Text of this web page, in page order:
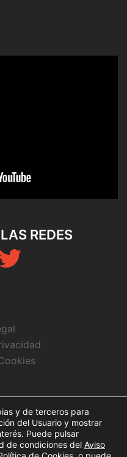
REDES
Twitter
y de terceros para
del Usuario y mostrar
Puede pulsar
de condiciones del Aviso